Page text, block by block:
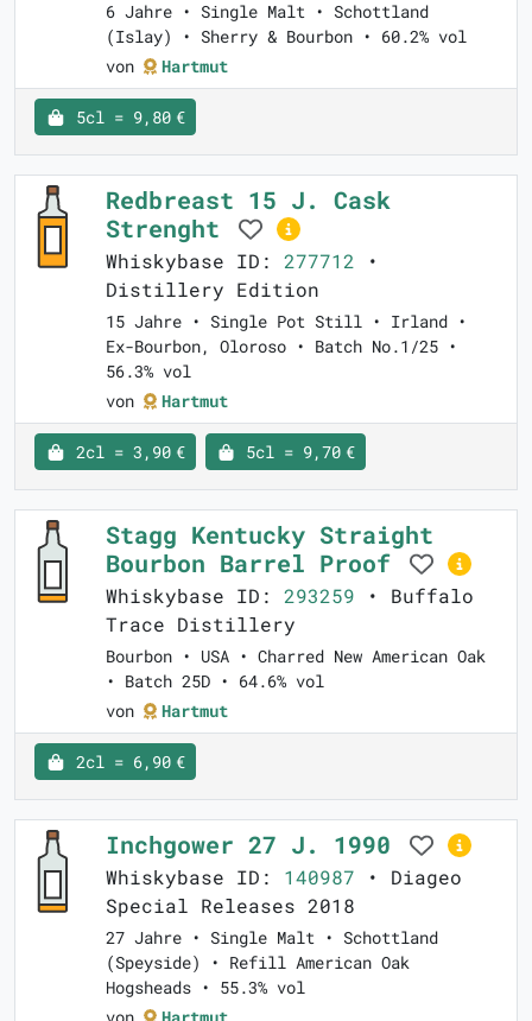
6 Jahre • Single Malt • Schottland
(Islay) • Sherry & Bourbon • 60.2% vol
von
Hartmut
5cl = 9,80 €
Redbreast 15 J. Cask
Strenght
Whiskybase ID: 277712 •
Distillery Edition
15 Jahre • Single Pot Still • Irland •
Ex-Bourbon, Oloroso • Batch No.1/25 •
56.3% vol
von
Hartmut
2cl = 3,90 € 5cl = 9,70 €
Stagg Kentucky Straight
Bourbon Barrel Proof
Whiskybase ID: 293259 • Buffalo
Trace Distillery
Bourbon • USA • Charred New American Oak
• Batch 25D • 64.6% vol
von
Hartmut
2cl = 6,90 €
Inchgower 27 J. 1990
Whiskybase ID: 140987 • Diageo
Special Releases 2018
27 Jahre • Single Malt • Schottland
(Speyside) • Refill American Oak
Hogsheads • 55.3% vol